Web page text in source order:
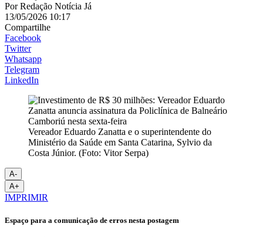
PorRedação Notícia Já
13/05/2026 10:17
Compartilhe
Facebook
Twitter
Whatsapp
Telegram
LinkedIn
Vereador Eduardo Zanatta e o superintendente do
Ministério da Saúde em Santa Catarina, Sylvio da
Costa Júnior. (Foto: Vitor Serpa)
A-
A+
IMPRIMIR
Espaço para a comunicação de erros nesta postagem